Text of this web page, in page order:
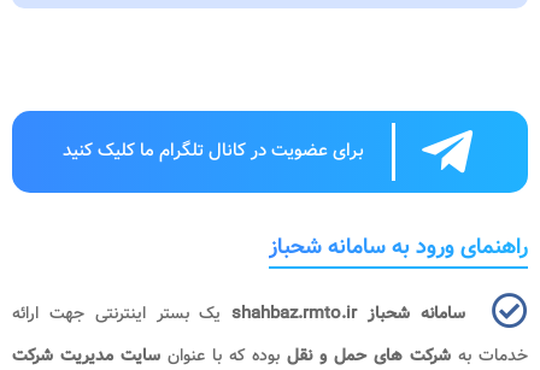
برای عضویت در کانال تلگرام ما کلیک کنید
راهنمای ورود به سامانه شحباز
سامانه شحباز shahbaz.rmto.ir
یک بستر اینترنتی جهت ارائه
خدمات به شرکت های حمل و نقل بوده که با عنوان سایت مدیریت شرکت